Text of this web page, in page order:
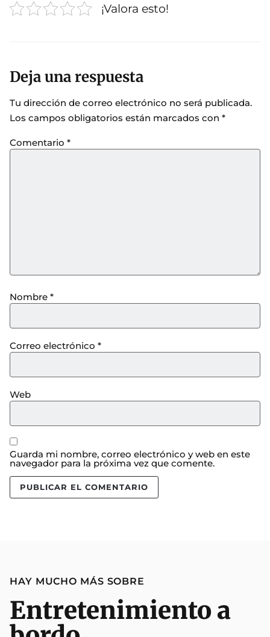
¡Valora esto!
Deja una respuesta
Tu dirección de correo electrónico no será publicada.
Los campos obligatorios están marcados con *
Comentario *
Nombre *
Correo electrónico *
Web
Guarda mi nombre, correo electrónico y web en este
navegador para la próxima vez que comente.
HAY MUCHO MÁS SOBRE
Entretenimiento a